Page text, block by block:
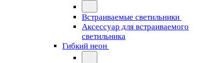
Встраиваемые светильники
Аксессуар для встраиваемого
светильника
Гибкий неон